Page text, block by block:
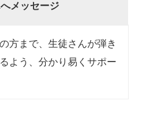
メッセージ
方まで、生徒さんが弾き
よう、分かり易くサポー